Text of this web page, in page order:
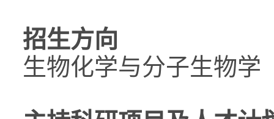
招生方向
生物化学与分子生物学